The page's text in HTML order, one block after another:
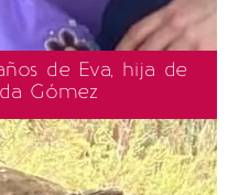
de Eva, hija de
Gómez